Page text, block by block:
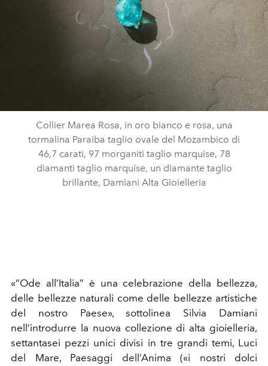
Collier Marea Rosa, in oro bianco e rosa, una
tormalina Paraiba taglio ovale del Mozambico di
46,7 carati, 97 morganiti taglio marquise, 78
diamanti taglio marquise, un diamante taglio
brillante, Damiani Alta Gioielleria
«“Ode all’Italia” è una celebrazione della bellezza,
delle bellezze naturali come delle bellezze artistiche
del nostro Paese», sottolinea Silvia Damiani
nell’introdurre la nuova collezione di alta gioielleria,
settantasei pezzi unici divisi in tre grandi temi, Luci
del Mare, Paesaggi dell’Anima («i nostri dolci